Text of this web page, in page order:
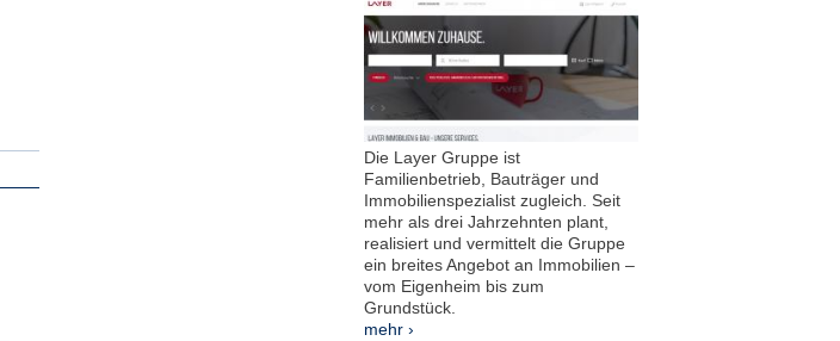
Die Layer Gruppe ist
Familienbetrieb, Bauträger und
Immobilienspezialist zugleich. Seit
mehr als drei Jahrzehnten plant,
realisiert und vermittelt die Gruppe
ein breites Angebot an Immobilien –
vom Eigenheim bis zum
Grundstück.
mehr ›